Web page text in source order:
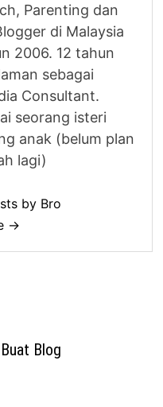
Parenting dan
di Malaysia
2006. 12 tahun
sebagai
Consultant.
seorang isteri
anak (belum plan
lagi)
by Bro
→
Blog